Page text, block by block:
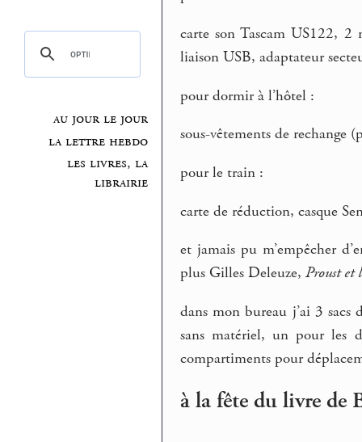
au jour le jour
la lettre hebdo
les livres, la
librairie
carte son Tascam US122, 2
liaison USB, adaptateur
pour dormir à l’hôtel :
sous-vêtements de rechange
pour le train :
carte de réduction, casque
et jamais pu m’empêcher
plus Gilles Deleuze,Proust et
dans mon bureau j’ai 3
sans matériel, un pour les
compartiments pour
à la fête du livre de